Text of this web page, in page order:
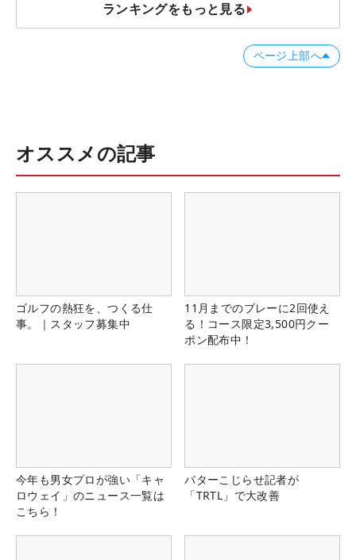
ランキングをもっと見る
ページ上部へ
オススメの記事
ゴルフの熱狂を、つくる仕
事。｜スタッフ募集中
11月までのプレーに2回使え
る！コース限定3,500円クー
ポン配布中！
今年も男女プロが強い「キャ
ロウェイ」のニュース一覧は
こちら！
パターこじらせ記者が
「TRTL」で大改善